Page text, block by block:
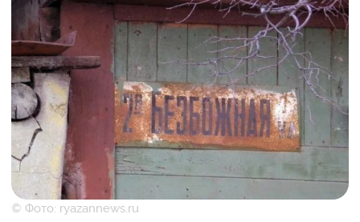
© Фото: ryazannews.ru